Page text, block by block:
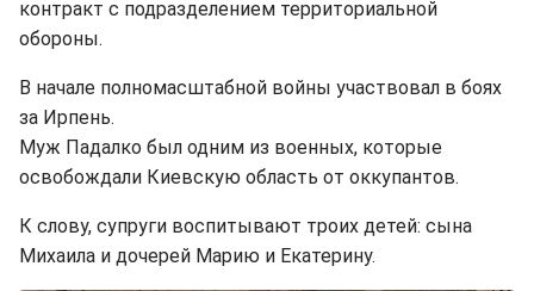
контракт с подразделением территориальной
обороны.
В начале полномасштабной войны участвовал в боях
за Ирпень.
Муж Падалко был одним из военных, которые
освобождали Киевскую область от оккупантов.
К слову, супруги воспитывают троих детей: сына
Михаила и дочерей Марию и Екатерину.